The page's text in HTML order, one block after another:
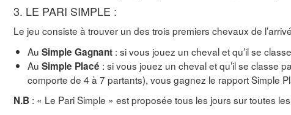
3. LE PARI SIMPLE :
Le jeu consiste à trouver un des trois premiers chevaux de
AuSimple Gagnant : si vous jouez un cheval et qu’il se
AuSimple Placé : si vous jouez un cheval et qu’il se classe
comporte de 4 à 7 partants), vous gagnez le rapport Simple
N.B : « Le Pari Simple » est proposée tous les jours sur toutes